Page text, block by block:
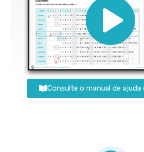
Consulte o manual de